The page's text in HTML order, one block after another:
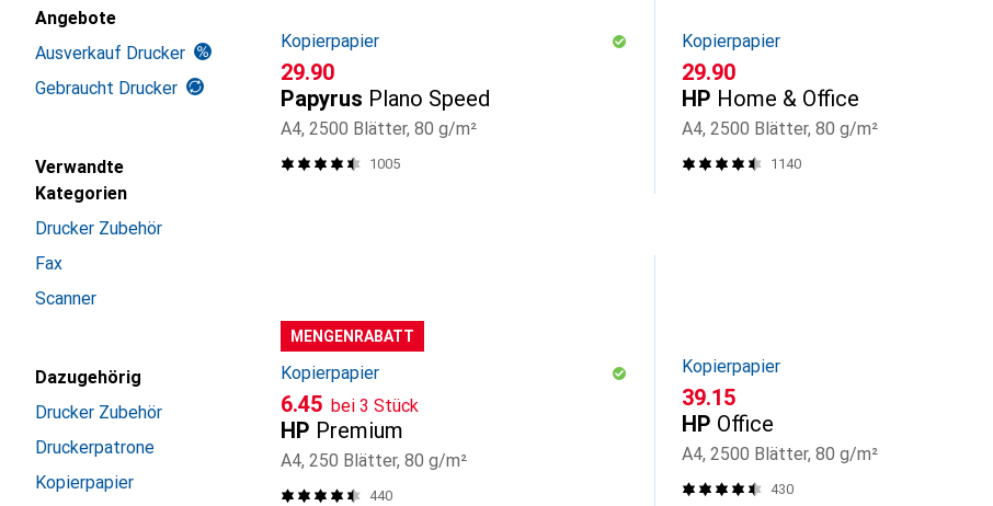
Angebote
Ausverkauf Drucker
Gebraucht Drucker
Verwandte
Kategorien
Drucker Zubehör
Fax
Scanner
Dazugehörig
Drucker Zubehör
Druckerpatrone
Kopierpapier
Kopierpapier
CHF
29.90
Papyrus Plano Speed
A4, 2500 Blätter, 80 g/m²
1005
Kopierpapier
CHF
29.90
HP Home & Office
A4, 2500 Blätter, 80 g/m²
1140
MENGENRABATT
Kopierpapier
CHF
6.45 bei 3 Stück
HP Premium
A4, 250 Blätter, 80 g/m²
440
Kopierpapier
CHF
39.15
HP Office
A4, 2500 Blätter, 80 g/m²
430